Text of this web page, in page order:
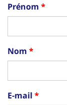
Prénom
Nom
E-mail